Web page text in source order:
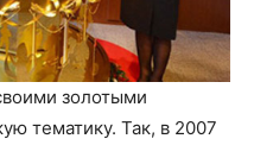
золотыми
тематику. Так, в 2007